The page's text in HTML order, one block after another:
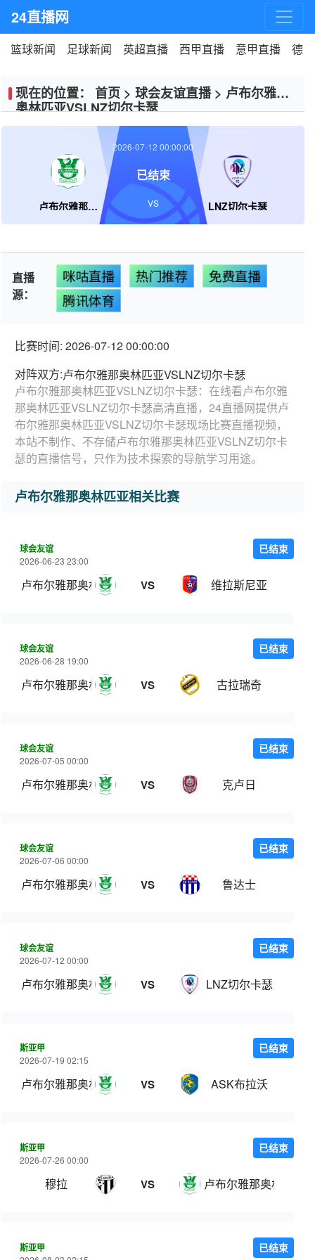
24直播网
篮球新闻 足球新闻 英超直播 西甲直播 意甲直播 德
现在的位置： 首页 > 球会友谊直播> 卢布尔雅那
奥林匹亚VSLNZ切尔卡瑟
卢布尔雅那奥林匹亚 LNZ切尔卡瑟
2026-07-12 00:00:00
已结束
VS
直播
源：
咪咕直播 热门推荐
免费直播
腾讯体育
比赛时间: 2026-07-12 00:00:00
对阵双方:卢布尔雅那奥林匹亚VSLNZ切尔卡瑟
卢布尔雅那奥林匹亚VSLNZ切尔卡瑟：在线看卢布尔雅
那奥林匹亚VSLNZ切尔卡瑟高清直播，24直播网提供卢
布尔雅那奥林匹亚VSLNZ切尔卡瑟现场比赛直播视频，
本站不制作、不存储卢布尔雅那奥林匹亚VSLNZ切尔卡
瑟的直播信号，只作为技术探索的导航学习用途。
卢布尔雅那奥林匹亚相关比赛
球会友谊
2026-06-23 23:00
卢布尔雅那奥林匹亚 VS 维拉斯尼亚
已结束
球会友谊
2026-06-28 19:00
卢布尔雅那奥林匹亚 VS 古拉瑞奇
已结束
球会友谊
2026-07-05 00:00
卢布尔雅那奥林匹亚 VS 克卢日
已结束
球会友谊
2026-07-06 00:00
卢布尔雅那奥林匹亚 VS 鲁达士
已结束
球会友谊
2026-07-12 00:00
卢布尔雅那奥林匹亚 VS LNZ切尔卡瑟
已结束
斯亚甲
2026-07-19 02:15
卢布尔雅那奥林匹亚 VS ASK布拉沃
已结束
斯亚甲
2026-07-26 00:00
穆拉 VS 卢布尔雅那奥林匹亚
已结束
斯亚甲 已结束